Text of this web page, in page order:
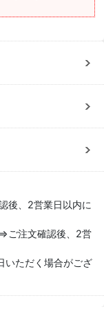
後、2営業日以内に
ご注文確認後、2営
いただく場合がござ